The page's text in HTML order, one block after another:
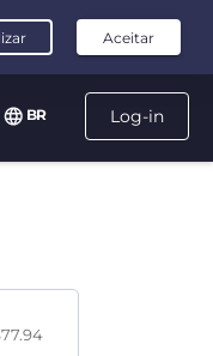
Log-in
BR